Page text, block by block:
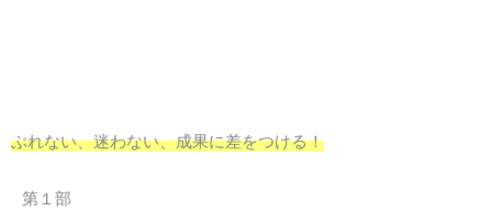
ぶれない、迷わない、成果に差をつける！
第１部